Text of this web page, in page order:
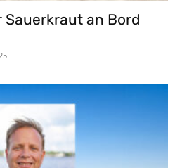
Sauerkraut an Bord